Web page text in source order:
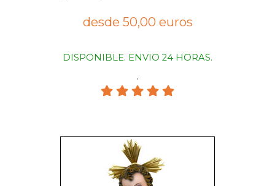
desde 50,00 euros
DISPONIBLE. ENVIO 24 HORAS.
.